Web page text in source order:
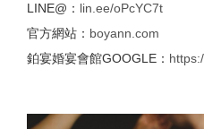
LINE@： lin.ee/oPcYC7t
官方網站： boyann.com
鉑宴婚宴會館GOOGLE：